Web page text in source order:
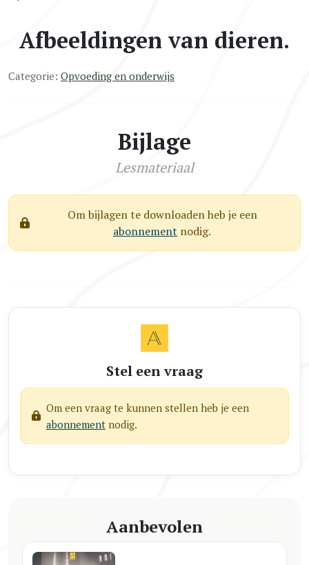
Afbeeldingen van dieren.
Categorie: Opvoeding en onderwijs
Bijlage
Lesmateriaal
Om bijlagen te downloaden heb je een
abonnement nodig.
Stel een vraag
Om een vraag te kunnen stellen heb je een
abonnement nodig.
Aanbevolen